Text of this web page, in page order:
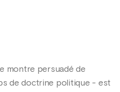
montre persuadé de
de doctrine politique - est